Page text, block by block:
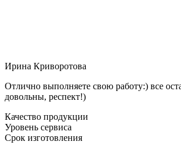
Ирина Криворотова
Отлично выполняете свою работу:) все
довольны, респект!)
Качество продукции
Уровень сервиса
Срок изготовления